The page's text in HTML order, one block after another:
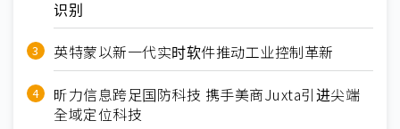
识别
英特蒙以新一代实时软件推动工业控制革新
昕力信息跨足国防科技 携手美商Juxta引进尖端
全域定位科技